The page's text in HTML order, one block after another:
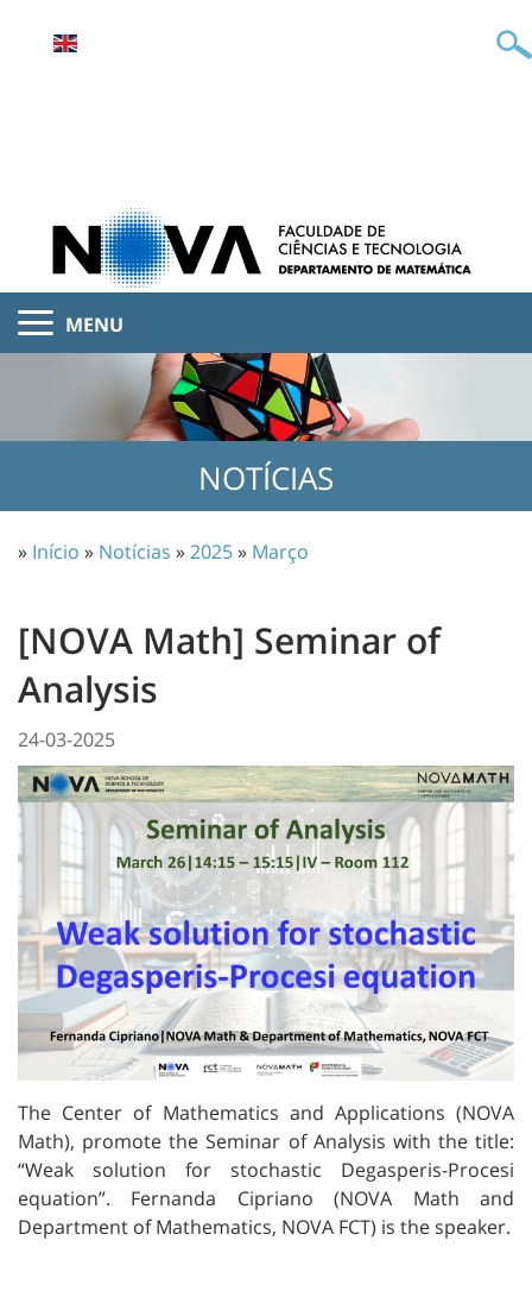
MENU
NOTÍCIAS
» Início » Notícias »2025» Março
[NOVA Math] Seminar of
Analysis
24-03-2025
The Center of Mathematics and Applications (NOVA
Math), promote the Seminar of Analysis with the title:
“Weak solution for stochastic Degasperis-Procesi
equation”. Fernanda Cipriano (NOVA Math and
Department of Mathematics, NOVA FCT) is the speaker.